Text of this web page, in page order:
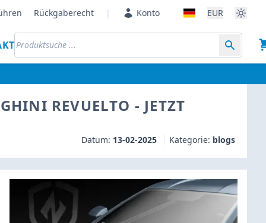
Rückgaberecht | Konto EUR
REVUELTO - JETZT
Datum: 13-02-2025 Kategorie: blogs